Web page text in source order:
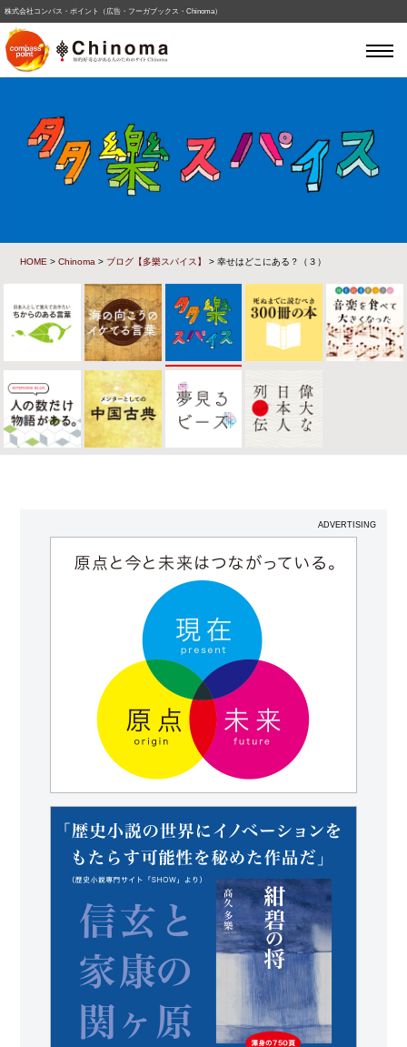
株式会社コンパス・ポイント（広告・フーガブックス・Chinoma）
HOME >Chinoma > ブログ【多樂スパイス】 > 幸せはどこにある？（３）
ADVERTISING